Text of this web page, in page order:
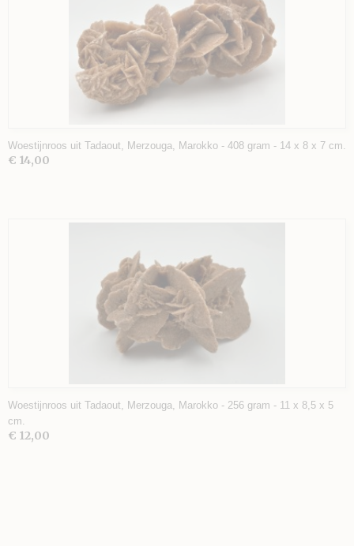
Woestijnroos uit Tadaout, Merzouga, Marokko - 408 gram - 14 x 8 x 7 cm.
€ 14,00
Woestijnroos uit Tadaout, Merzouga, Marokko - 256 gram - 11 x 8,5 x 5
cm.
€ 12,00